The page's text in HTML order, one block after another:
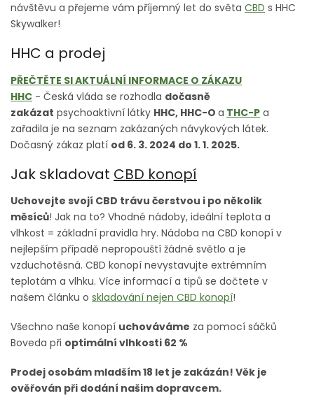
návštěvu a přejeme vám příjemný let do světa CBD s HHC
Skywalker!
HHC a prodej
PŘEČTĚTE SI AKTUÁLNÍ INFORMACE O ZÁKAZU
HHC - Česká vláda se rozhodla dočasně
zakázat psychoaktivní látky HHC, HHC-O a THC-P a
zařadila je na seznam zakázaných návykových látek.
Dočasný zákaz platí od 6. 3. 2024 do 1. 1. 2025.
Jak skladovat CBD konopí
Uchovejte svojí CBD trávu čerstvou i po několik
měsíců! Jak na to? Vhodné nádoby, ideální teplota a
vlhkost = základní pravidla hry. Nádoba na CBD konopí v
nejlepším případě nepropouští žádné světlo a je
vzduchotěsná. CBD konopí nevystavujte extrémním
teplotám a vlhku. Více informací a tipů se dočtete v
našem článku o skladování nejen CBD konopí!
Všechno naše konopí uchováváme za pomocí sáčků
Boveda při optimální vlhkosti 62 %
Prodej osobám mladším 18 let je zakázán! Věk je
ověřován při dodání našim dopravcem.